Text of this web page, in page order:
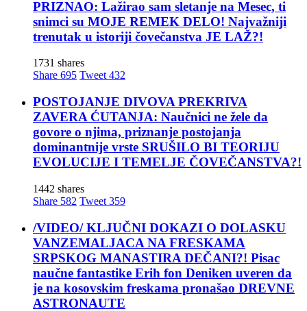
PRIZNAO: Lažirao sam sletanje na Mesec, ti
snimci su MOJE REMEK DELO! Najvažniji
trenutak u istoriji čovečanstva JE LAŽ?!
1731 shares
Share 695 Tweet 432
POSTOJANJE DIVOVA PREKRIVA
ZAVERA ĆUTANJA: Naučnici ne žele da
govore o njima, priznanje postojanja
dominantnije vrste SRUŠILO BI TEORIJU
EVOLUCIJE I TEMELJE ČOVEČANSTVA?!
1442 shares
Share 582 Tweet 359
/VIDEO/ KLJUČNI DOKAZI O DOLASKU
VANZEMALJACA NA FRESKAMA
SRPSKOG MANASTIRA DEČANI?! Pisac
naučne fantastike Erih fon Deniken uveren da
je na kosovskim freskama pronašao DREVNE
ASTRONAUTE